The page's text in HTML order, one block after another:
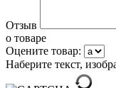
Отзыв
о товаре
Оцените товар:
Наберите текст,